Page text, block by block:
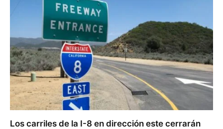
Los carriles de la I-8 en dirección este cerrarán